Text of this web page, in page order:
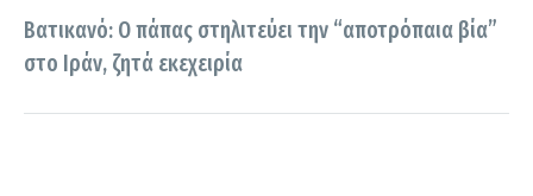
Βατικανό: O πάπας στηλιτεύει την “αποτρόπαια βία”
στο Ιράν, ζητά εκεχειρία